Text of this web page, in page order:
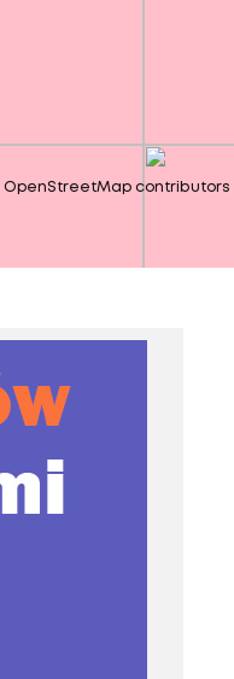
OpenStreetMap contributors